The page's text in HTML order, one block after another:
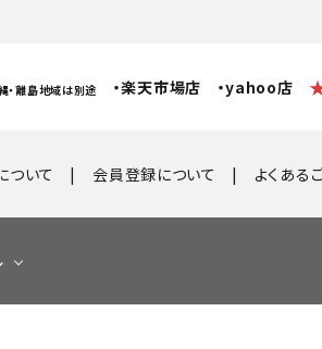
・離島地域は別途 ・楽天市場店 ・yahoo店
ついて 会員登録について よくある